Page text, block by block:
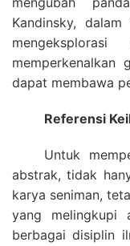
Kandinsky, dalam
memperkenalkan
dapat membawa
Referensi
Untuk
abstrak, tidak
karya seniman,
yang melingkupi
berbagai disiplin